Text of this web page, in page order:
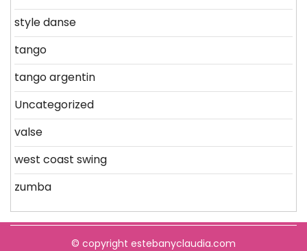
style danse
tango
tango argentin
Uncategorized
valse
west coast swing
zumba
© copyright estebanyclaudia.com